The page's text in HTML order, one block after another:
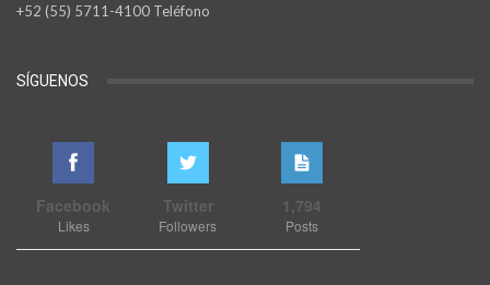
+52 (55) 5711-4100 Teléfono
SÍGUENOS
Facebook
Likes
Twitter
Followers
1,794
Posts